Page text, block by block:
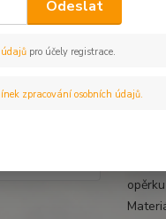
brašna na
nebo
Odeslat
pro účely registrace.
zpracování osobních údajů.